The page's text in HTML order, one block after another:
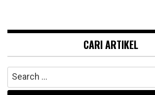
CARI ARTIKEL
Search
for: